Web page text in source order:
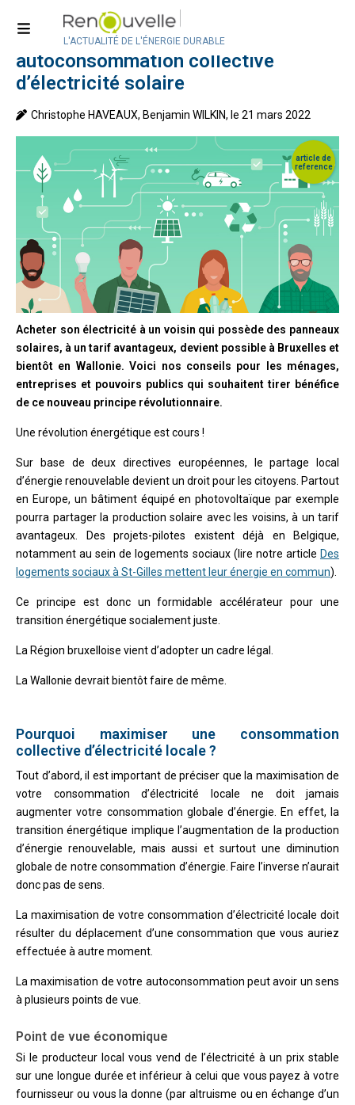
L'ACTUALITÉ DE L'ÉNERGIE DURABLE
Pourquoi et comment augmenter une
autoconsommation collective
d’électricité solaire
Christophe HAVEAUX, Benjamin WILKIN, le 21 mars 2022
Acheter son électricité à un voisin qui possède des panneaux
solaires, à un tarif avantageux, devient possible à Bruxelles et
bientôt en Wallonie. Voici nos conseils pour les ménages,
entreprises et pouvoirs publics qui souhaitent tirer bénéfice
de ce nouveau principe révolutionnaire.
Une révolution énergétique est cours !
Sur base de deux directives européennes, le partage local
d’énergie renouvelable devient un droit pour les citoyens. Partout
en Europe, un bâtiment équipé en photovoltaïque par exemple
pourra partager la production solaire avec les voisins, à un tarif
avantageux. Des projets-pilotes existent déjà en Belgique,
notamment au sein de logements sociaux (lire notre article Des
logements sociaux à St-Gilles mettent leur énergie en commun).
Ce principe est donc un formidable accélérateur pour une
transition énergétique socialement juste.
La Région bruxelloise vient d’adopter un cadre légal.
La Wallonie devrait bientôt faire de même.
Pourquoi maximiser une consommation
collective d’électricité locale?
Tout d’abord, il est important de préciser que la maximisation de
votre consommation d’électricité locale ne doit jamais
augmenter votre consommation globale d’énergie. En effet, la
transition énergétique implique l’augmentation de la production
d’énergie renouvelable, mais aussi et surtout une diminution
globale de notre consommation d’énergie. Faire l’inverse n’aurait
donc pas de sens.
La maximisation de votre consommation d’électricité locale doit
résulter du déplacement d’une consommation que vous auriez
effectuée à autre moment.
La maximisation de votre autoconsommation peut avoir un sens
à plusieurs points de vue.
Point de vue économique
Si le producteur local vous vend de l’électricité à un prix stable
sur une longue durée et inférieur à celui que vous payez à votre
fournisseur ou vous la donne (par altruisme ou en échange d’un